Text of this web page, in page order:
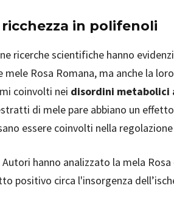
ricchezza in polifenoli
ricerche scientifiche hanno
mele Rosa Romana, ma anche la loro
coinvolti nei disordini metabolici
di mele pare abbiano un
essere coinvolti nella
hanno analizzato la mela
positivo circa l'insorgenza